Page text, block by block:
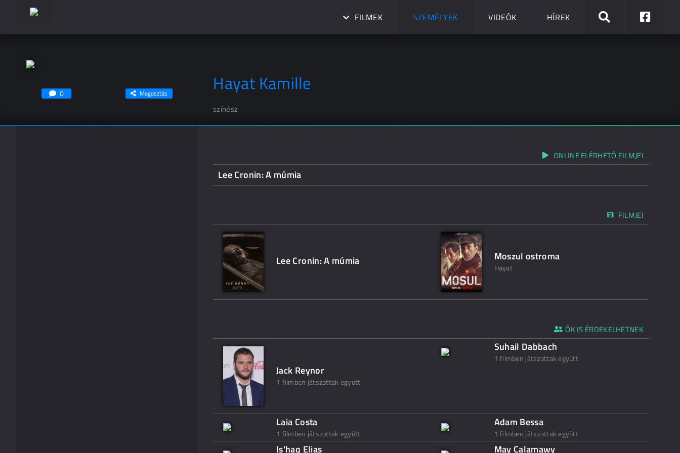
FILMEK SZEMÉLYEK VIDEÓK HÍREK
Hayat Kamille
színész
0 Megosztás
ONLINE ELÉRHETŐ FILMJEI
Lee Cronin: A múmia
FILMJEI
Lee Cronin: A múmia Moszul ostroma
Hayat
ŐK IS ÉRDEKELHETNEK
Jack Reynor
1 filmben játszottak együtt
Suhail Dabbach
1 filmben játszottak együtt
Laia Costa
1 filmben játszottak együtt
Adam Bessa
1 filmben játszottak együtt
Is'haq Elias May Calamawy